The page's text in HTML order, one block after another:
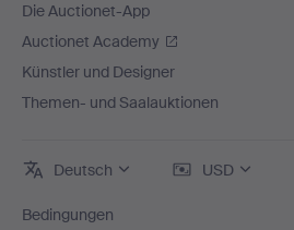
Die Auctionet-App
Auctionet Academy
Künstler und Designer
Themen- und Saalauktionen
Deutsch USD
Bedingungen